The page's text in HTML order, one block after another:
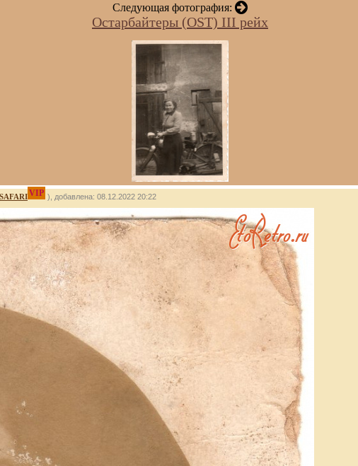
Следующая фотография:
Остарбайтеры (OST) III рейх
SAFARIVIP ), добавлена: 08.12.2022 20:22